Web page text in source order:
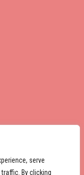
serve
By clicking